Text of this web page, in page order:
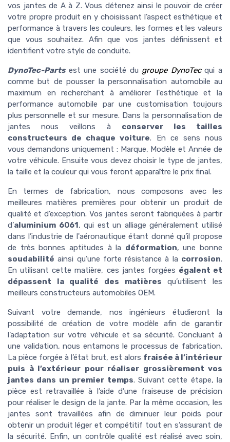
vos jantes de A à Z. Vous détenez ainsi le pouvoir de créer
votre propre produit en y choisissant l’aspect esthétique et
performance à travers les couleurs, les formes et les valeurs
que vous souhaitez. Afin que vos jantes définissent et
identifient votre style de conduite.
DynoTec-Partsest une société du groupe DynoTecqui a
comme but de pousser la personnalisation automobile au
maximum en recherchant à améliorer l'esthétique et la
performance automobile par une customisation toujours
plus personnelle et sur mesure. Dans la personnalisation de
jantes nous veillons à conserver les tailles
constructeurs de chaque voiture. En ce sens nous
vous demandons uniquement : Marque, Modèle et Année de
votre véhicule. Ensuite vous devez choisir le type de jantes,
la taille et la couleur qui vous feront apparaître le prix final.
En termes de fabrication, nous composons avec les
meilleures matières premières pour obtenir un produit de
qualité et d’exception. Vos jantes seront fabriquées à partir
d’aluminium 6061, qui est un alliage généralement utilisé
dans l’industrie de l'aéronautique étant donné qu’il propose
de très bonnes aptitudes à la déformation, une bonne
soudabilité ainsi qu’une forte résistance à la corrosion.
En utilisant cette matière, ces jantes forgées égalent et
dépassent la qualité des matières qu’utilisent les
meilleurs constructeurs automobiles OEM.
Suivant votre demande, nos ingénieurs étudieront la
possibilité de création de votre modèle afin de garantir
l’adaptation sur votre véhicule et sa sécurité. Concluant à
une validation, nous entamons le processus de fabrication.
La pièce forgée à l’état brut, est alors fraisée à l’intérieur
puis à l’extérieur pour réaliser grossièrement vos
jantes dans un premier temps. Suivant cette étape, la
pièce est retravaillée à l’aide d’une fraiseuse de précision
pour réaliser le design de la jante. Par la même occasion, les
jantes sont travaillées afin de diminuer leur poids pour
obtenir un produit léger et compétitif tout en s’assurant de
la sécurité. Enfin, un contrôle qualité est réalisé avec soin,